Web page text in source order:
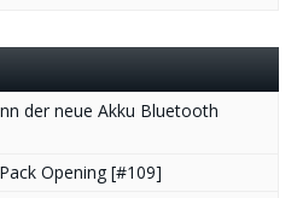
der neue Akku Bluetooth
Opening [#109]